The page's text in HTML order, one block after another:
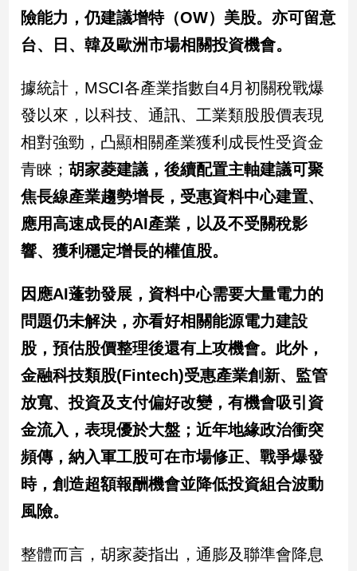
投
稿
區
【我
的
觀
點】
險能力，仍建議增特（OW）美股。亦可留意
台、日、韓及歐洲市場相關投資機會。
據統計，MSCI各產業指數自4月初關稅戰爆
發以來，以科技、通訊、工業類股股價表現
相對強勁，凸顯相關產業獲利成長性受資金
青睞；胡家菱建議，後續配置主軸建議可聚
焦長線產業趨勢增長，受惠資料中心建置、
應用高速成長的AI產業，以及不受關稅影
響、獲利穩定增長的權值股。
因應AI蓬勃發展，資料中心需要大量電力的
問題仍未解決，亦看好相關能源電力建設
股，預估股價整理後還有上攻機會。此外，
金融科技類股(Fintech)受惠產業創新、監管
放寬、投資及支付偏好改變，有機會吸引資
金流入，表現優於大盤；近年地緣政治衝突
頻傳，納入軍工股可在市場修正、戰爭爆發
時，創造超額報酬機會並降低投資組合波動
風險。
整體而言，胡家菱指出，通膨及聯準會降息